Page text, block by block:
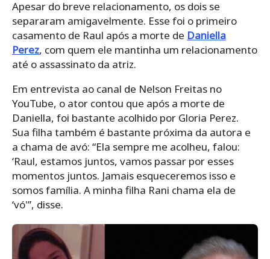
Apesar do breve relacionamento, os dois se
separaram amigavelmente. Esse foi o primeiro
casamento de Raul após a morte de Daniella
Perez, com quem ele mantinha um relacionamento
até o assassinato da atriz.
Em entrevista ao canal de Nelson Freitas no
YouTube, o ator contou que após a morte de
Daniella, foi bastante acolhido por Gloria Perez.
Sua filha também é bastante próxima da autora e
a chama de avó: “Ela sempre me acolheu, falou:
‘Raul, estamos juntos, vamos passar por esses
momentos juntos. Jamais esqueceremos isso e
somos família. A minha filha Rani chama ela de
‘vó'”, disse.